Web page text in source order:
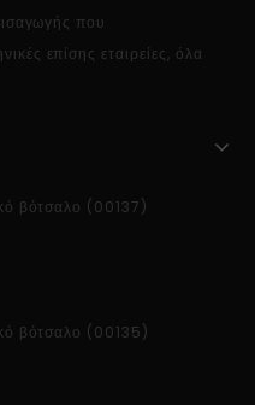
που
επίσης εταιρείες, όλα
βότσαλο (00137)
βότσαλο (00135)